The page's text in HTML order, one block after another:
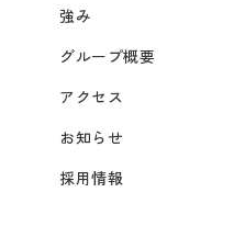
強み
グループ概要
アクセス
お知らせ
採用情報